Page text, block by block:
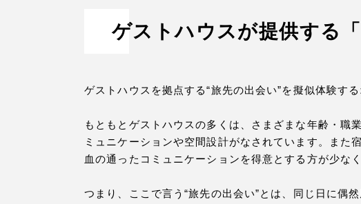
ゲストハウスが提供する
ゲストハウスを拠点する“旅先の出会い”を擬似体験す
もともとゲストハウスの多くは、さまざまな年齢・職
ミュニケーションや空間設計がなされています。また
血の通ったコミュニケーションを得意とする方が少な
つまり、ここで言う“旅先の出会い”とは、同じ日に偶